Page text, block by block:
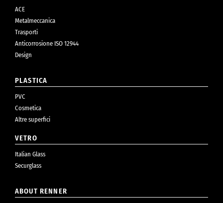
ACE
Metalmeccanica
Trasporti
Anticorrosione ISO 12944
Design
PLASTICA
PVC
Cosmetica
Altre superfici
VETRO
Italian Glass
Securglass
ABOUT RENNER